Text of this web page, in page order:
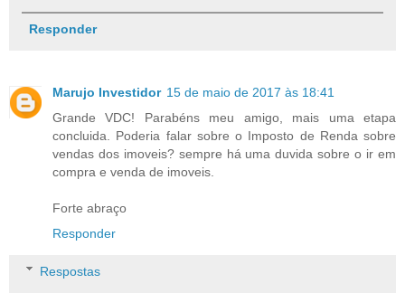
Responder
Marujo Investidor 15 de maio de 2017 às 18:41
Grande VDC! Parabéns meu amigo, mais uma etapa
concluida. Poderia falar sobre o Imposto de Renda sobre
vendas dos imoveis? sempre há uma duvida sobre o ir em
compra e venda de imoveis.
Forte abraço
Responder
Respostas